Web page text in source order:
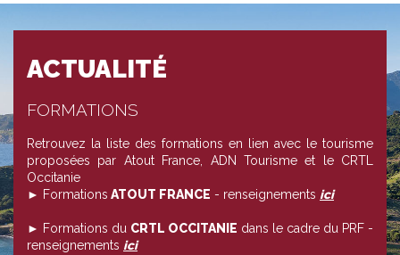
ACTUALITÉ
FORMATIONS
Retrouvez la liste des formations en lien avec le tourisme
proposées par Atout France, ADN Tourisme et le CRTL
Occitanie
► Formations ATOUT FRANCE - renseignements ici
► Formations du CRTL OCCITANIE dans le cadre du PRF -
renseignements ici